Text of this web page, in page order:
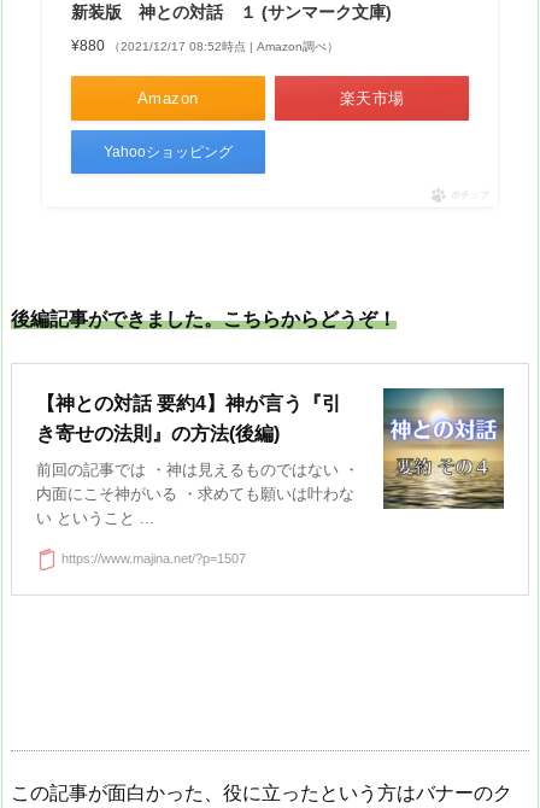
新装版 神との対話 １ (サンマーク文庫)
¥880 （2021/12/17 08:52時点 | Amazon調べ）
Amazon 楽天市場
Yahooショッピング
ポチップ
後編記事ができました。こちらからどうぞ！
【神との対話 要約4】神が言う『引
き寄せの法則』の方法(後編)
前回の記事では ・神は見えるものではない ・
内面にこそ神がいる ・求めても願いは叶わな
い ということ ...
https://www.majina.net/?p=1507
この記事が面白かった、役に立ったという方はバナーのク